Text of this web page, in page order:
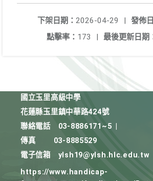
發佈
下架日期： 2026-04-29
|
最後更新日期
點擊率： 173 |
國立玉里高級中學
花蓮縣玉里鎮中華路424號
聯絡電話
03-8886171~5
傳真
03-8885529
電子信箱
ylsh19@ylsh.hlc.edu.tw
https://www.handicap-